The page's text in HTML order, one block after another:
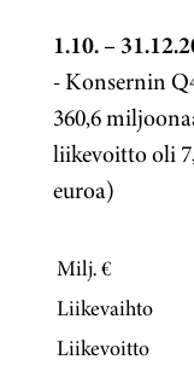
1.10. –
- Konsernin
360,6
liikevoitto oli
euroa)
Milj. €
Liikevaihto
Liikevoitto